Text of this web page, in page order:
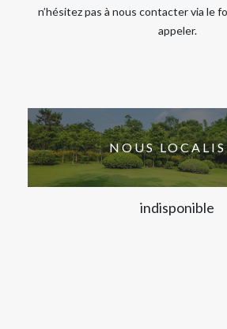
n’hésitez pas à nous contacter via le
appeler.
NOUS
indisponible